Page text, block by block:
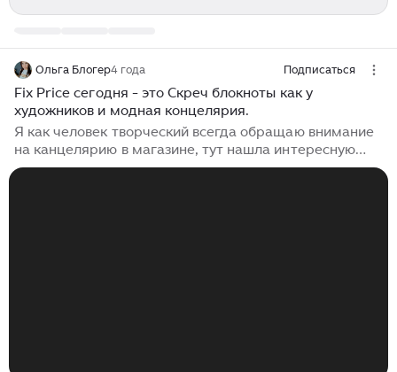
Ольга Блогер4 года Подписаться
Fix Price сегодня - это Скреч блокноты как у
художников и модная концелярия.
Я как человек творческий всегда обращаю внимание
на канцелярию в магазине, тут нашла интересную
для детей и взрослых. Все фотографии сделаны лично